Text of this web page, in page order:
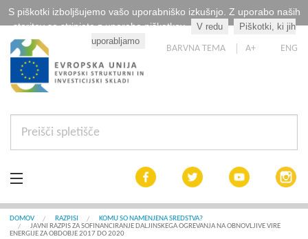
S piškotki izboljšujemo vašo uporabniško izkušnjo. Z uporabo naših
storitev se strinjate z uporabo piškotkov.
V redu
Piškotki, ki jih
uporabljamo
BARVNA TEMA A+ ENG
Aktualno
DOMOV RAZPISI
KOMU SO NAMENJENA SREDSTVA?
JAVNI RAZPIS ZA SOFINANCIRANJE DALJINSKEGA OGREVANJA NA OBNOVLJIVE VIRE
ENERGIJE ZA OBDOBJE 2017 DO 2020